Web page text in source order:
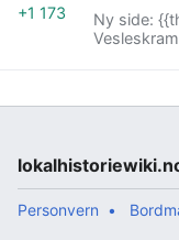
Ny side:
+1 173
Personvern